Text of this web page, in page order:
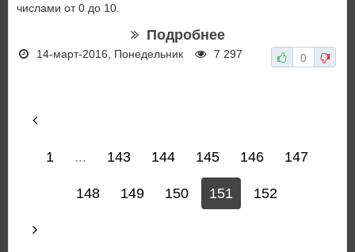
числами от 0 до 10.
Подробнее
14-март-2016, Понедельник 7 297 0
1 ... 143 144 145 146 147
148 149 150 151 152